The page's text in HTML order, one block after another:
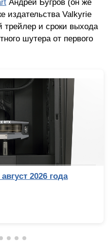
издательства Valkyrie
трейлер и сроки выхода
шутера от первого
2026 года